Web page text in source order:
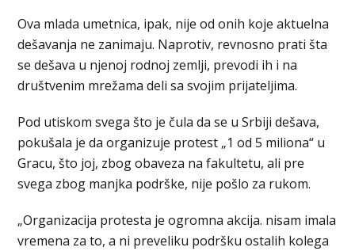
Ova mlada umetnica, ipak, nije od onih koje aktuelna
dešavanja ne zanimaju. Naprotiv, revnosno prati šta
se dešava u njenoj rodnoj zemlji, prevodi ih i na
društvenim mrežama deli sa svojim prijateljima.
Pod utiskom svega što je čula da se u Srbiji dešava,
pokušala je da organizuje protest „1 od 5 miliona“ u
Gracu, što joj, zbog obaveza na fakultetu, ali pre
svega zbog manjka podrške, nije pošlo za rukom.
„Organizacija protesta je ogromna akcija. nisam imala
vremena za to, a ni preveliku podršku ostalih kolega